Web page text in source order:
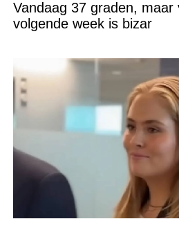
Vandaag 37 graden, maar
volgende week is bizar